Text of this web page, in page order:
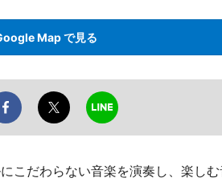
Map で見る
こだわらない音楽を演奏し、楽し